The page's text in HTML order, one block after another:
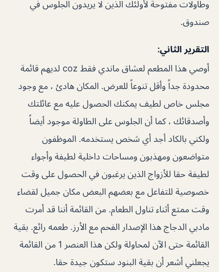
وطاولات مفتوحة لأولئك الذين لا يريدون الجلوس في
صندوق.
التقرير الثاني:
أوصي هذا المطعم لعشاق ماندي فقط coz لديهم قائمة
محدودة جداً وأقل تنوعاً للعرض. المكان هادئ ، مع وجود
مجلس خاص لطيف يمكنك الحصول عليه مع عائلتك
وأصدقائك ، كما أن الجلوس على الطاولة موجود أيضاً
ولكني بالكاد أجد أي شخص يستخدمه. الموظفون
متواضعون ومهذبون ومساحات داخلية لطيفة وأجواء
لطيفة حقا للأزواج الذين يرغبون في الحصول على وقت
خصوصية للتفاعل مع بعضهم البعض مكان جميل لقضاء
وقت ممتع أثناء تناول الطعام. من القائمة أننا قد أمرت
مادبي الدجاج هذا الإصدار الفحم مع الأرز. طعمه رائع. بقية
القائمة حتى الآن لمحاولة ولكن هذا العنصر 1 من القائمة
يجعلني أشعر أن بقية البنود ستكون جيدة حقا.